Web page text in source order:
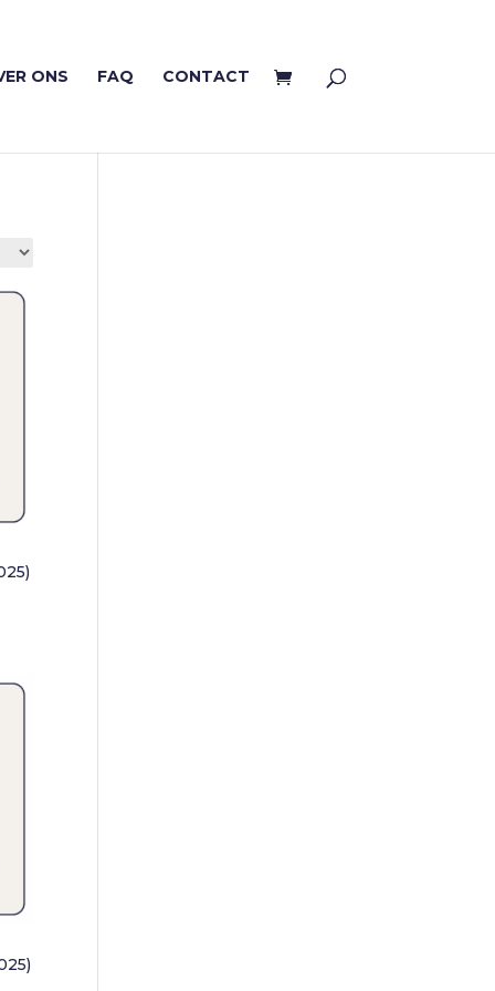
ONS FAQ CONTACT